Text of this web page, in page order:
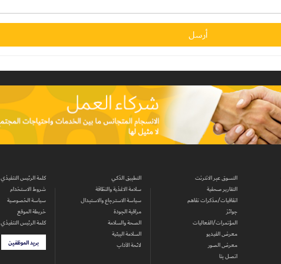
التسوق عبر الانترنت
التقارير صحفية
اتفاقيات/مذكرات تفاهم
جوائز
المؤتمرات/الفعاليات
معرض الفيديو
معرض الصور
اتصل بنا
التطبيق الذكي
سلامة الاغذية والنظافة
سياسة الاسترجاع والاستبدال
مراقبة الجودة
الصحة والسلامة
السلامة البيئية
لائحة الآداب
كلمة الرئيس التنفيذي
شروط الاستخدام
سياسة الخصوصية
خريطة الموقع
كلمة الرئيس التنفيذي
بريد الموظفين